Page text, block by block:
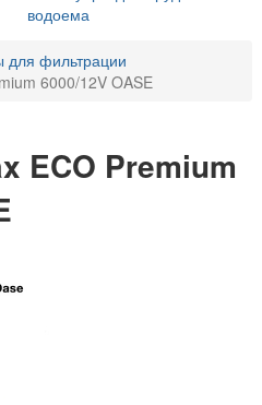
водоема
для фильтрации
6000/12V OASE
ECO Premium